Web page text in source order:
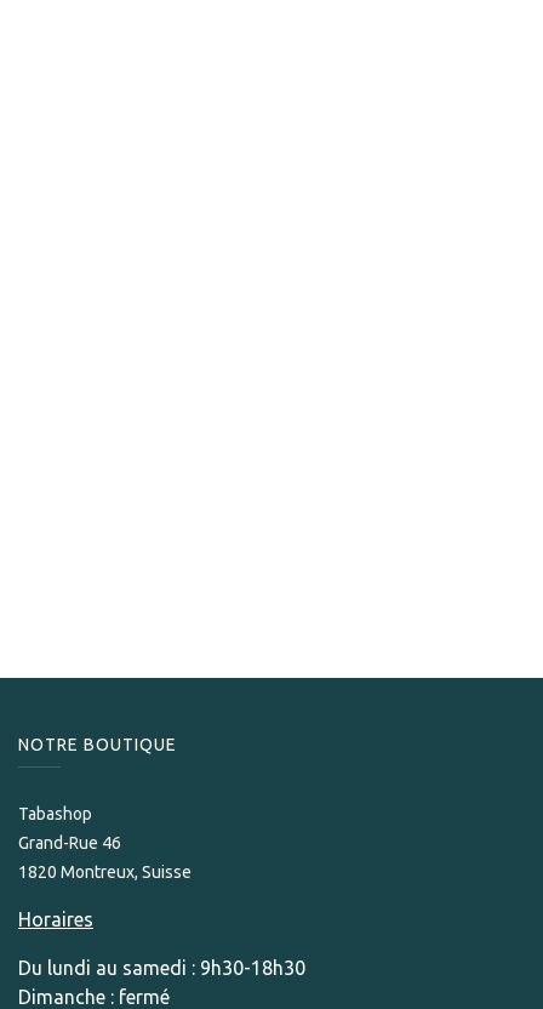
NOTRE BOUTIQUE
Tabashop
Grand-Rue 46
1820 Montreux, Suisse
Horaires
Du lundi au samedi : 9h30-18h30
Dimanche : fermé